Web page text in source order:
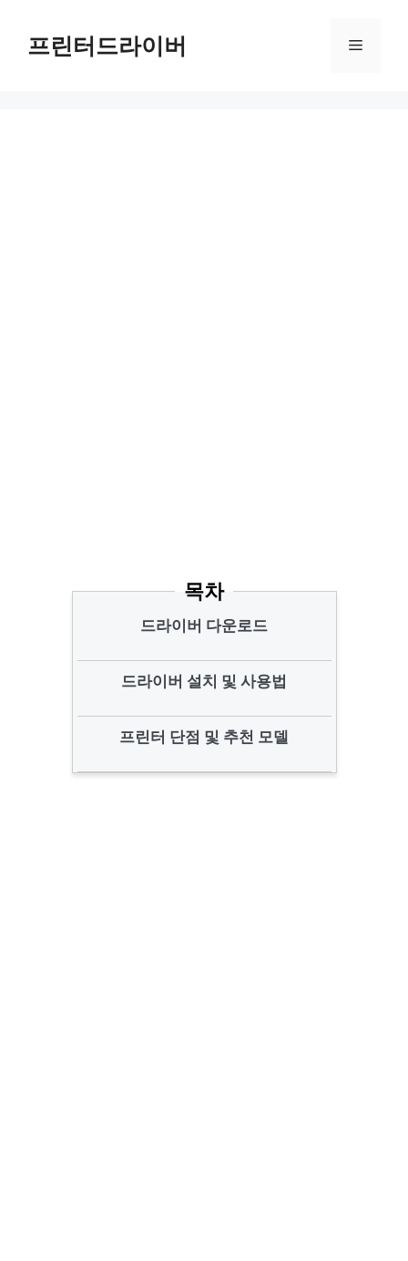
content프린터드라이버 Menu
목차
드라이버 다운로드
드라이버 설치 및 사용법
프린터 단점 및 추천 모델